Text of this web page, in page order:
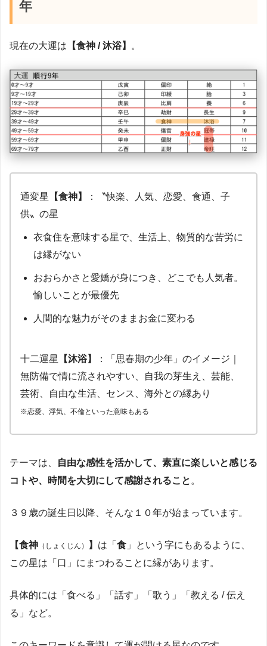
年
現在の大運は 【食神 / 沐浴】 。
通変星 【食神】
：〝快楽、人気、恋愛、食通、子
供〟の星
衣食住を意味する星で、生活上、物質的な苦労に
は縁がない
おおらかさと愛嬌が身につき、どこでも人気者。
愉しいことが最優先
人間的な魅力がそのままお金に変わる
十二運星 【沐浴】
：「思春期の少年」のイメージ｜
無防備で情に流されやすい、自我の芽生え、芸能、
芸術、自由な生活、センス、海外との縁あり
※恋愛、浮気、不倫といった意味もある
テーマは、
自由な感性を活かして、素直に楽しいと感じる
コトや、時間を大切にして感謝されること 。
３９歳の誕生日以降、そんな１０年が始まっています。
【食神 （しょくじん） 】 は「 食 」という字にもあるように、
この星は「口」にまつわることに縁があります。
具体的には「食べる」「話す」「歌う」「教える / 伝え
る」など。